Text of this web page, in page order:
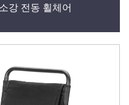
강 전동 휠체어